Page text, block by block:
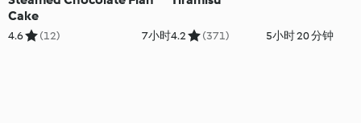
Cake
4.6 (12) 7小时4.2 (371) 5小时 20 分钟